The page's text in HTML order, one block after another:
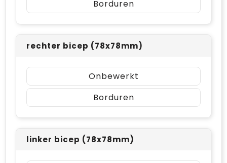
Borduren
rechter bicep (78x78mm)
Onbewerkt
Borduren
linker bicep (78x78mm)